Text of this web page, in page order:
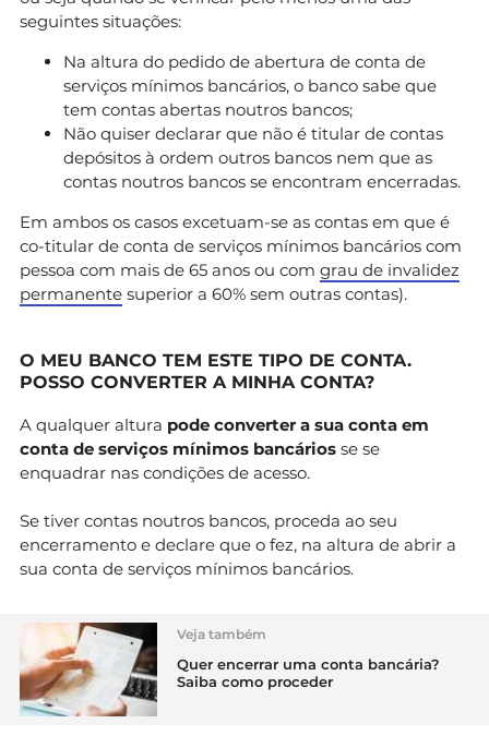
seguintes situações:
Na altura do pedido de abertura de conta de
serviços mínimos bancários, o banco sabe que
tem contas abertas noutros bancos;
Não quiser declarar que não é titular de contas
depósitos à ordem outros bancos nem que as
contas noutros bancos se encontram encerradas.
Em ambos os casos excetuam-se as contas em que é
co-titular de conta de serviços mínimos bancários com
pessoa com mais de 65 anos ou com grau de invalidez
permanente superior a 60% sem outras contas).
O MEU BANCO TEM ESTE TIPO DE CONTA.
POSSO CONVERTER A MINHA CONTA?
A qualquer altura pode converter a sua conta em
conta de serviços mínimos bancários se se
enquadrar nas condições de acesso.
Se tiver contas noutros bancos, proceda ao seu
encerramento e declare que o fez, na altura de abrir a
sua conta de serviços mínimos bancários.
Veja também
Quer encerrar uma conta bancária?
Saiba como proceder